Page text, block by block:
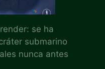
se ha
submarino
nunca antes